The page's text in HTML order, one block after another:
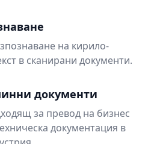
на кирило-
в сканирани документи.
документи
за превод на бизнес
документация в